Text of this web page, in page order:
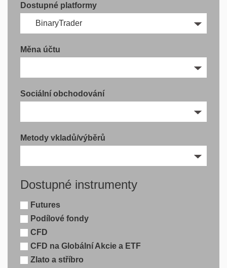
Dostupné platformy
Měna účtu
Sociální obchodování
Metody vkladů/výběrů
Dostupné instrumenty
Futures
Podílové fondy
CFD
CFD na Globální Akcie a ETF
Zlato a stříbro